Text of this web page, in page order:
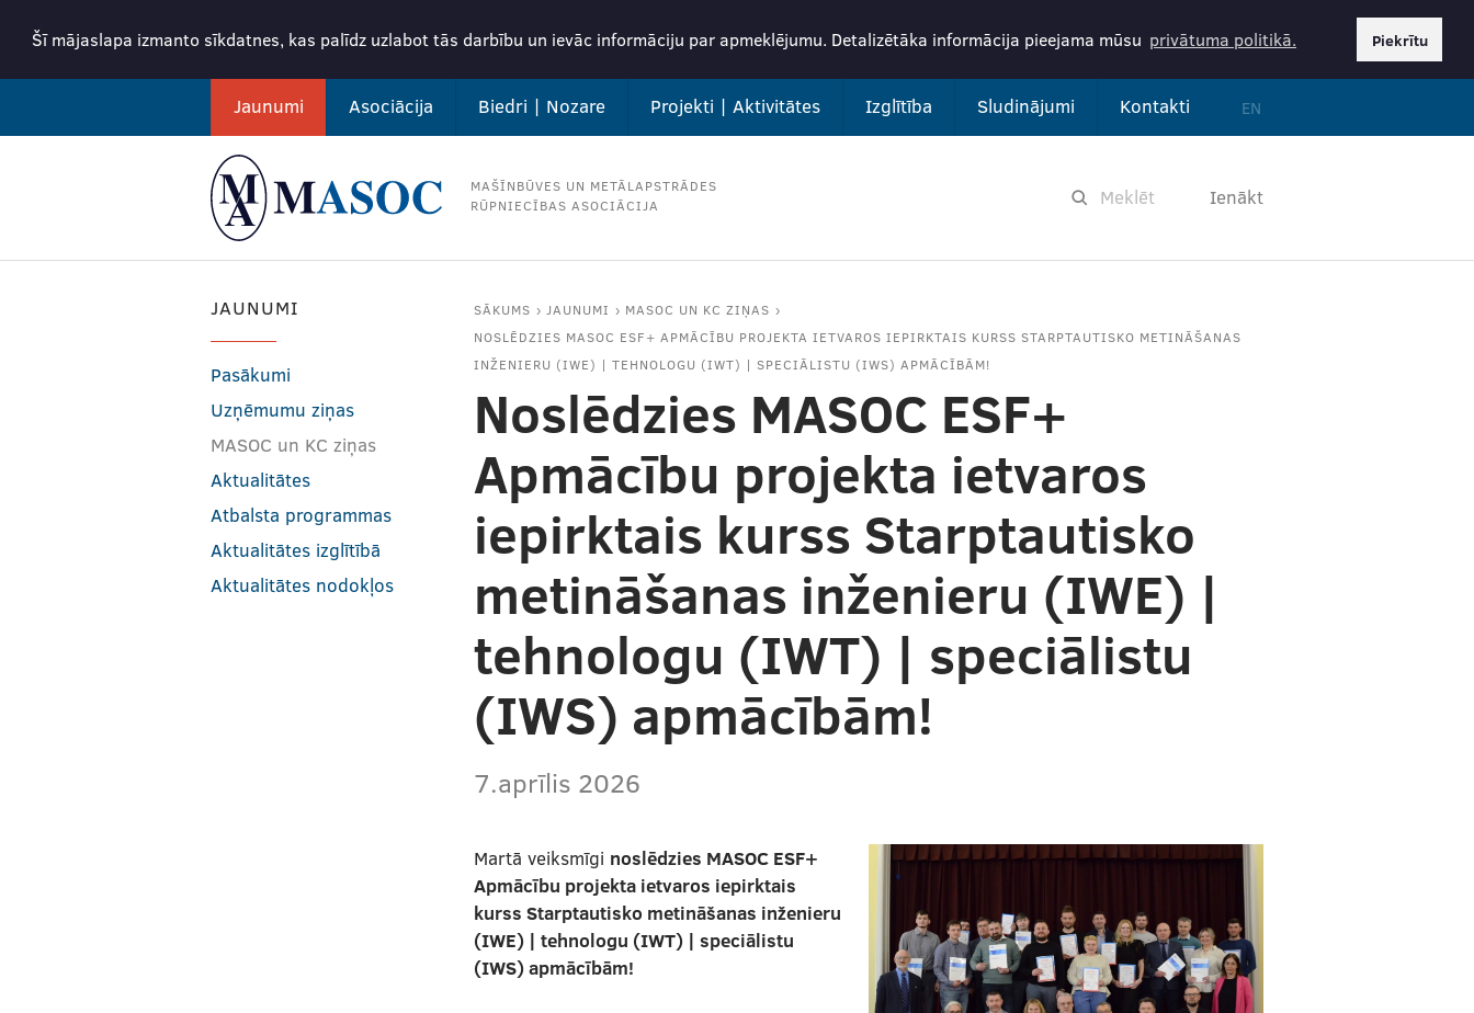
Šī mājaslapa izmanto sīkdatnes, kas palīdz uzlabot tās darbību un ievāc informāciju par apmeklējumu. Detalizētāka informācija pieejama mūsu privātuma politikā. Piekrītu
Jaunumi Asociācija Biedri | Nozare Projekti | Aktivitātes Izglītība Sludinājumi Kontakti EN
MAŠĪNBŪVES UN METĀLAPSTRĀDES
RŪPNIECĪBAS ASOCIĀCIJA
Ienākt
SĀKUMS JAUNUMI
MASOC UN KC ZIŅAS
NOSLĒDZIES MASOC ESF+ APMĀCĪBU PROJEKTA IETVAROS IEPIRKTAIS KURSS STARPTAUTISKO METINĀŠANAS
INŽENIERU (IWE) | TEHNOLOGU (IWТ) | SPECIĀLISTU (IWS) APMĀCĪBĀM!
Noslēdzies MASOC ESF+
Apmācību projekta ietvaros
iepirktais kurss Starptautisko
metināšanas inženieru (IWE) |
tehnologu (IWТ) | speciālistu
(IWS) apmācībām!
7.aprīlis 2026
Martā veiksmīgi noslēdzies MASOC ESF+
Apmācību projekta ietvaros iepirktais
kurss Starptautisko metināšanas inženieru
(IWE) | tehnologu (IWТ) | speciālistu
(IWS) apmācībām!
JAUNUMI
Pasākumi
Uzņēmumu ziņas
MASOC un KC ziņas
Aktualitātes
Atbalsta programmas
Aktualitātes izglītībā
Aktualitātes nodokļos